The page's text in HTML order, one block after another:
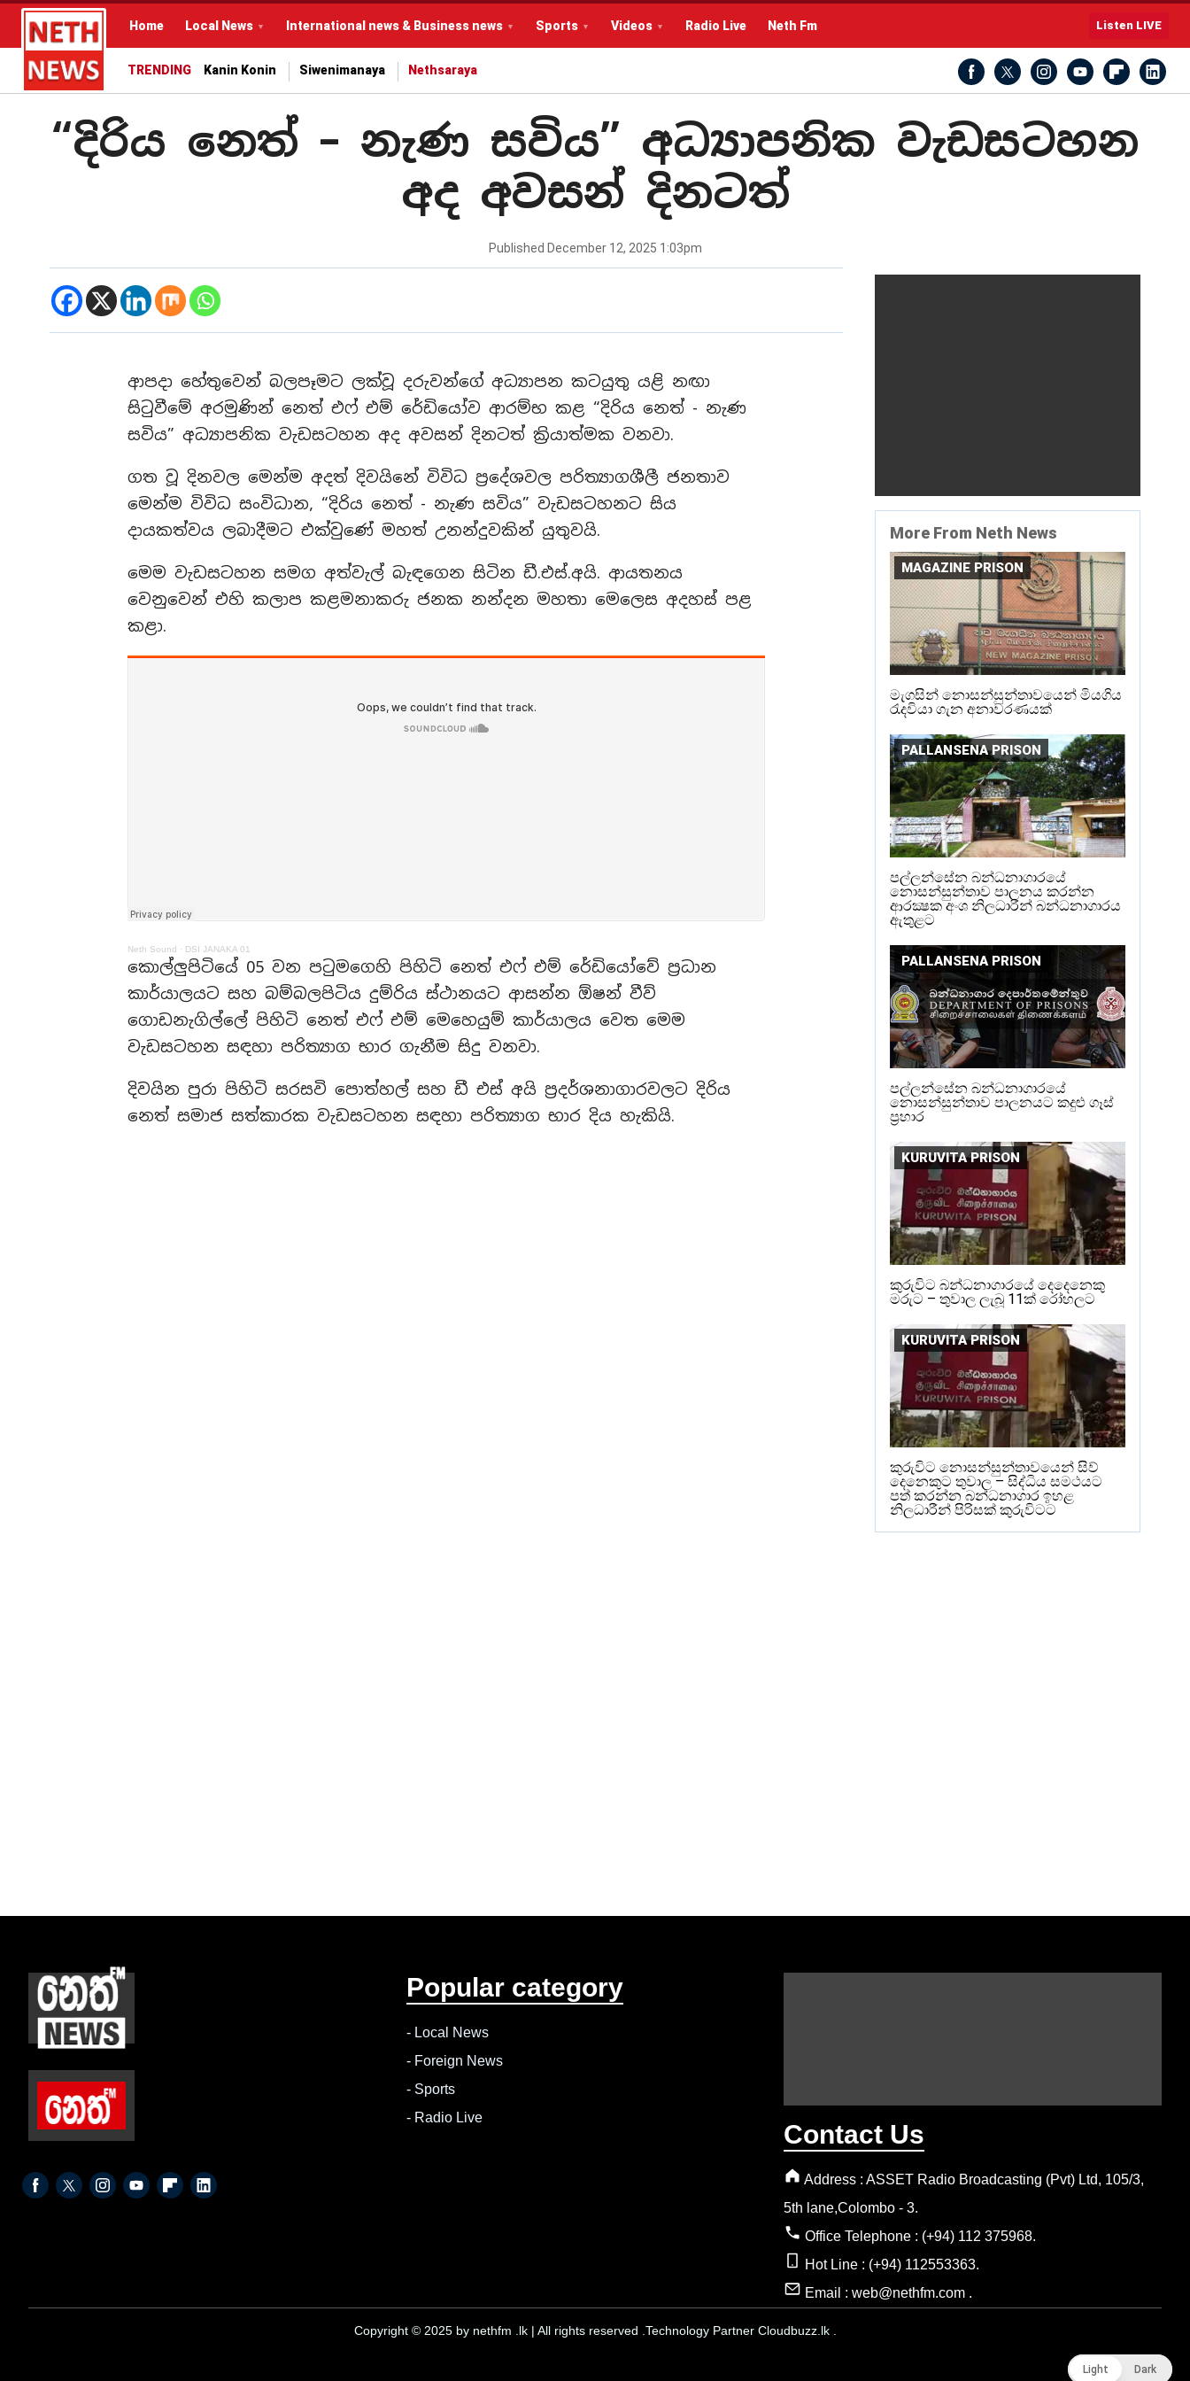
Home Local News International news & Business news Sports Videos Radio Live Neth Fm Listen LIVE
TRENDING Kanin Konin Siwenimanaya Nethsaraya
“දිරිය නෙත් – නැණ සවිය” අධ්‍යාපනික වැඩසටහන
අද අවසන් දිනටත්
Published December 12, 2025 1:03pm
ආපදා හේතුවෙන් බලපෑමට ලක්වූ දරුවන්ගේ අධ්‍යාපන කටයුතු යළි නඟා
සිටුවීමේ අරමුණින් නෙත් එෆ් එම් රේඩියෝව ආරම්භ කළ “දිරිය නෙත් - නැණ
සවිය” අධ්‍යාපනික වැඩසටහන අද අවසන් දිනටත් ක්‍රියාත්මක වනවා.
ගත වූ දිනවල මෙන්ම අදත් දිවයිනේ විවිධ ප්‍රදේශවල පරිත්‍යාගශීලී ජනතාව
මෙන්ම විවිධ සංවිධාන, “දිරිය නෙත් - නැණ සවිය” වැඩසටහනට සිය
දායකත්වය ලබාදීමට එක්වුණේ මහත් උනන්දුවකින් යුතුවයි.
මෙම වැඩසටහන සමග අත්වැල් බැඳගෙන සිටින ඩී.එස්.අයි. ආයතනය
වෙනුවෙන් එහි කලාප කළමනාකරු ජනක නන්දන මහතා මෙලෙස අදහස් පළ
කළා.
Neth Sound · DSI JANAKA 01
කොල්ලුපිටියේ 05 වන පටුමගෙහි පිහිටි නෙත් එෆ් එම් රේඩියෝවේ ප්‍රධාන
කාර්යාලයට සහ බම්බලපිටිය දුම්රිය ස්ථානයට ආසන්න ඕෂන් වීව්
ගොඩනැගිල්ලේ පිහිටි නෙත් එෆ් එම් මෙහෙයුම් කාර්යාලය වෙත මෙම
වැඩසටහන සඳහා පරිත්‍යාග භාර ගැනීම සිදු වනවා.
දිවයින පුරා පිහිටි සරසවි පොත්හල් සහ ඩී එස් අයි ප්‍රදර්ශනාගාරවලට දිරිය
නෙත් සමාජ සත්කාරක වැඩසටහන සඳහා පරිත්‍යාග භාර දිය හැකියි.
More From Neth News
MAGAZINE PRISON
මැගසින් නොසන්සුන්තාවයෙන් මියගිය
රැදවියා ගැන අනාවරණයක්
PALLANSENA PRISON
පල්ලන්සේන බන්ධනාගාරයේ
නොසන්සුන්තාව පාලනය කරන්න
ආරක්‍ෂක අංශ නිලධාරීන් බන්ධනාගාරය
ඇතුළට
PALLANSENA PRISON
පල්ලන්සේන බන්ධනාගාරයේ
නොසන්සුන්තාව පාලනයට කදුළු ගෑස්
ප්‍රහාර
KURUVITA PRISON
කුරුවිට බන්ධනාගාරයේ දෙදෙනෙකු
මරුට – තුවාල ලැබූ 11ක් රෝහලට
KURUVITA PRISON
කුරුවිට නොසන්සුන්තාවයෙන් සිව්
දෙනෙකුට තුවාල – සිද්ධිය සමථයට
පත් කරන්න බන්ධනාගාර ඉහළ
නිලධාරීන් පිරිසක් කුරුවිටට
Popular category
- Local News
- Foreign News
- Sports
- Radio Live
Contact Us
Address : ASSET Radio Broadcasting (Pvt) Ltd, 105/3,
5th lane,Colombo - 3.
Office Telephone : (+94) 112 375968.
Hot Line : (+94) 112553363.
Email : web@nethfm.com .
Copyright © 2025 by nethfm .lk | All rights reserved .Technology Partner Cloudbuzz.lk .
Light Dark
Light Dark